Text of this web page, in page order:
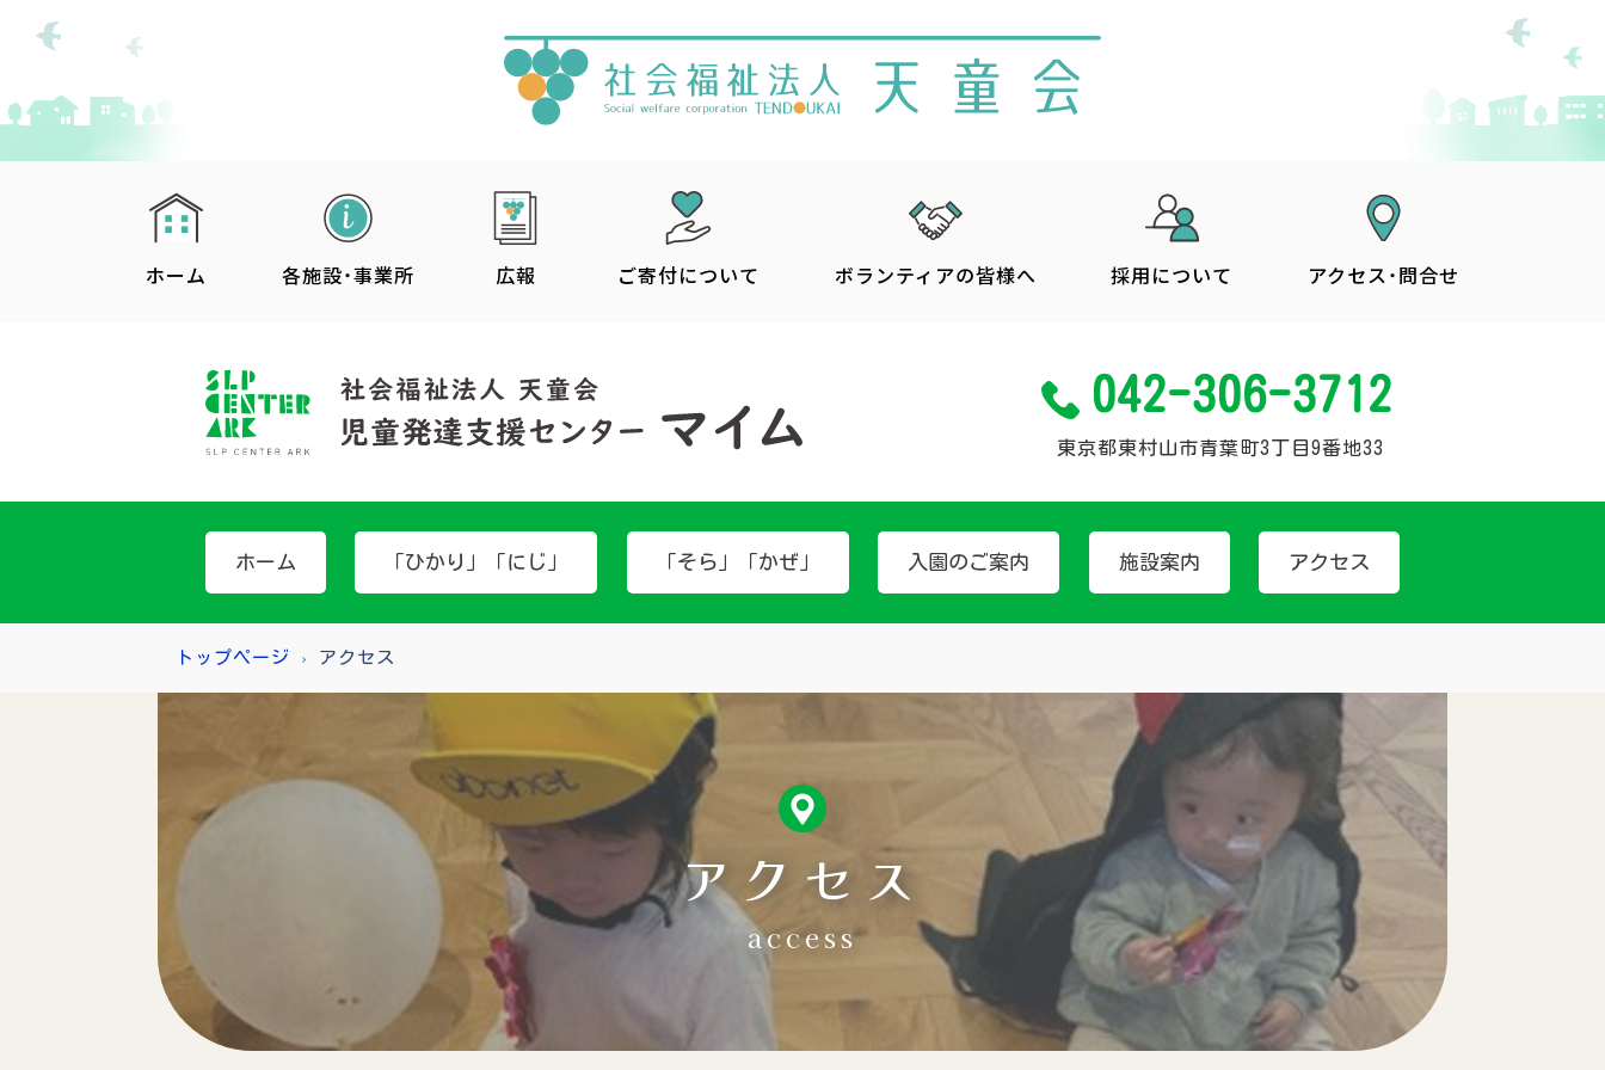
ホーム 各施設・事業所 広報 ご寄付について ボランティアの皆様へ 採用について アクセス・問合せ
042-306-3712
東京都東村山市青葉町3丁目9番地33
ホーム 「ひかり」「にじ」 「そら」「かぜ」 入園のご案内 施設案内 アクセス
トップページ › アクセス
アクセス